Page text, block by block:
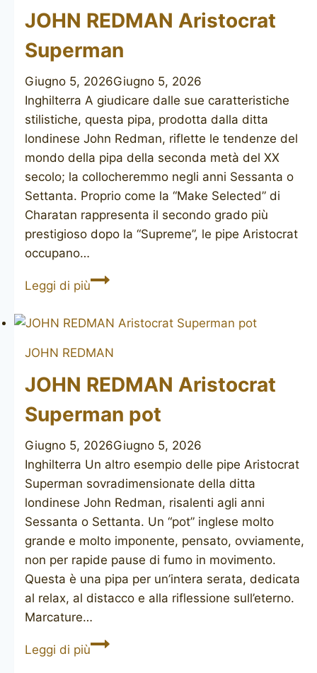
JOHN REDMAN Aristocrat
Superman
Giugno 5, 2026Giugno 5, 2026
Inghilterra A giudicare dalle sue caratteristiche
stilistiche, questa pipa, prodotta dalla ditta
londinese John Redman, riflette le tendenze del
mondo della pipa della seconda metà del XX
secolo; la collocheremmo negli anni Sessanta o
Settanta. Proprio come la “Make Selected” di
Charatan rappresenta il secondo grado più
prestigioso dopo la “Supreme”, le pipe Aristocrat
occupano…
Leggi di piùJOHN
Aristocrat
JOHN REDMAN
JOHN REDMAN Aristocrat
Superman pot
Giugno 5, 2026Giugno 5, 2026
Inghilterra Un altro esempio delle pipe Aristocrat
Superman sovradimensionate della ditta
londinese John Redman, risalenti agli anni
Sessanta o Settanta. Un “pot” inglese molto
grande e molto imponente, pensato, ovviamente,
non per rapide pause di fumo in movimento.
Questa è una pipa per un’intera serata, dedicata
al relax, al distacco e alla riflessione sull’eterno.
Marcature…
Leggi di piùJOHN